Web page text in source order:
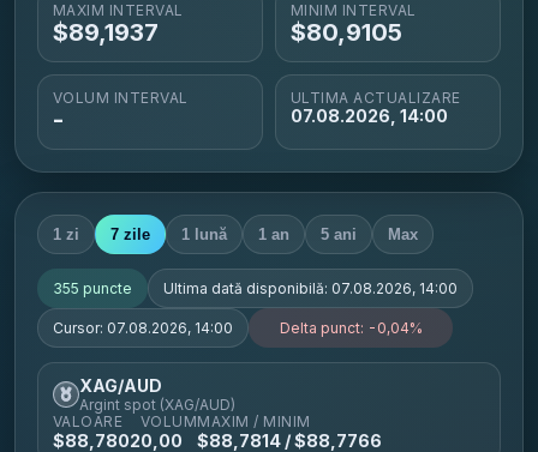
MAXIM INTERVAL
$89,1937
MINIM INTERVAL
$80,9105
VOLUM INTERVAL
-
ULTIMA ACTUALIZARE
07.08.2026, 14:00
1 zi 7 zile 1 lună 1 an 5 ani Max
355 puncte Ultima dată disponibilă: 07.08.2026, 14:00
Cursor: 07.08.2026, 14:00 Delta punct: -0,04%
XAG/AUD
Argint spot (XAG/AUD)
VALOARE
$88,7802
VOLUM
0,00
MAXIM / MINIM
$88,7814 / $88,7766